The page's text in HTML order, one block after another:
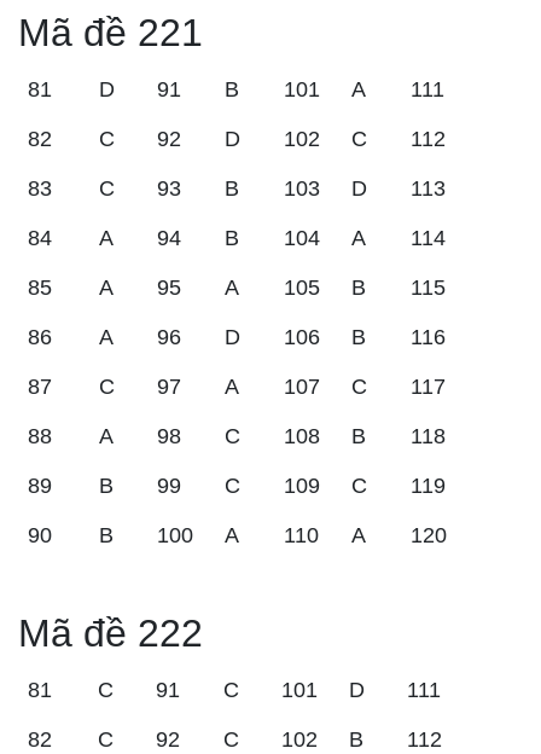
Mã đề 221
81 D 91 B 101 A 111
82 C 92 D 102 C 112
83 C 93 B 103 D 113
84 A 94 B 104 A 114
85 A 95 A 105 B 115
86 A 96 D 106 B 116
87 C 97 A 107 C 117
88 A 98 C 108 B 118
89 B 99 C 109 C 119
90 B 100 A 110 A 120
Mã đề 222
81 C 91 C 101 D 111
82 C 92 C 102 B 112